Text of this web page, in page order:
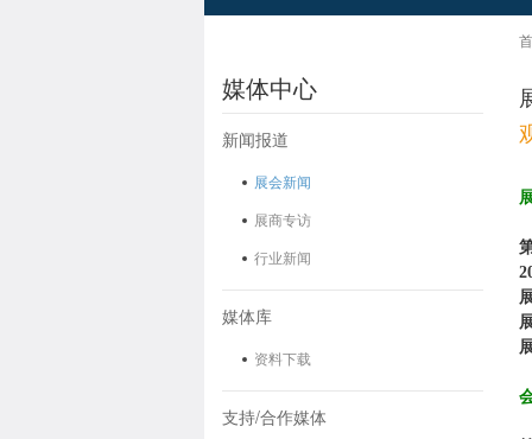
媒体中心
新闻报道
展会新闻
展商专访
行业新闻
媒体库
资料下载
支持/合作媒体